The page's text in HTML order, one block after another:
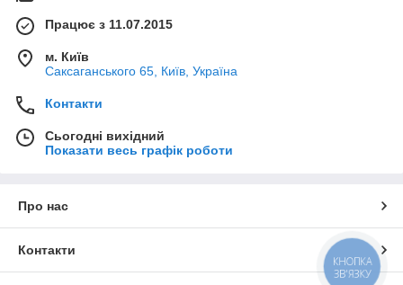
Працює з 11.07.2015
м. Київ
Саксаганського 65, Київ, Україна
Контакти
Сьогодні вихідний
Показати весь графік роботи
Про нас
Контакти
КНОПКА
ЗВ'ЯЗКУ